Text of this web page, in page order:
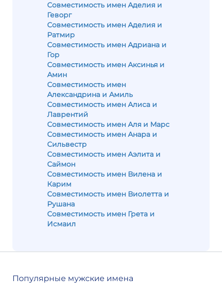
Совместимость имен Аделия и
Геворг
Совместимость имен Аделия и
Ратмир
Совместимость имен Адриана и
Гор
Совместимость имен Аксинья и
Амин
Совместимость имен
Александрина и Амиль
Совместимость имен Алиса и
Лаврентий
Совместимость имен Аля и Марс
Совместимость имен Анара и
Сильвестр
Совместимость имен Аэлита и
Саймон
Совместимость имен Вилена и
Карим
Совместимость имен Виолетта и
Рушана
Совместимость имен Грета и
Исмаил
Популярные мужские имена